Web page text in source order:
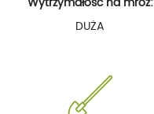
DUŻA